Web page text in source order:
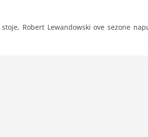
Robert Lewandowski ove sezone